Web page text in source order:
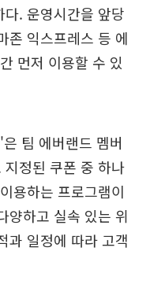
. 운영시간을 앞당
존 익스프레스 등 에
먼저 이용할 수 있
팀 에버랜드 멤버
정된 쿠폰 중 하나
용하는 프로그램이
양하고 실속 있는 위
과 일정에 따라 고객